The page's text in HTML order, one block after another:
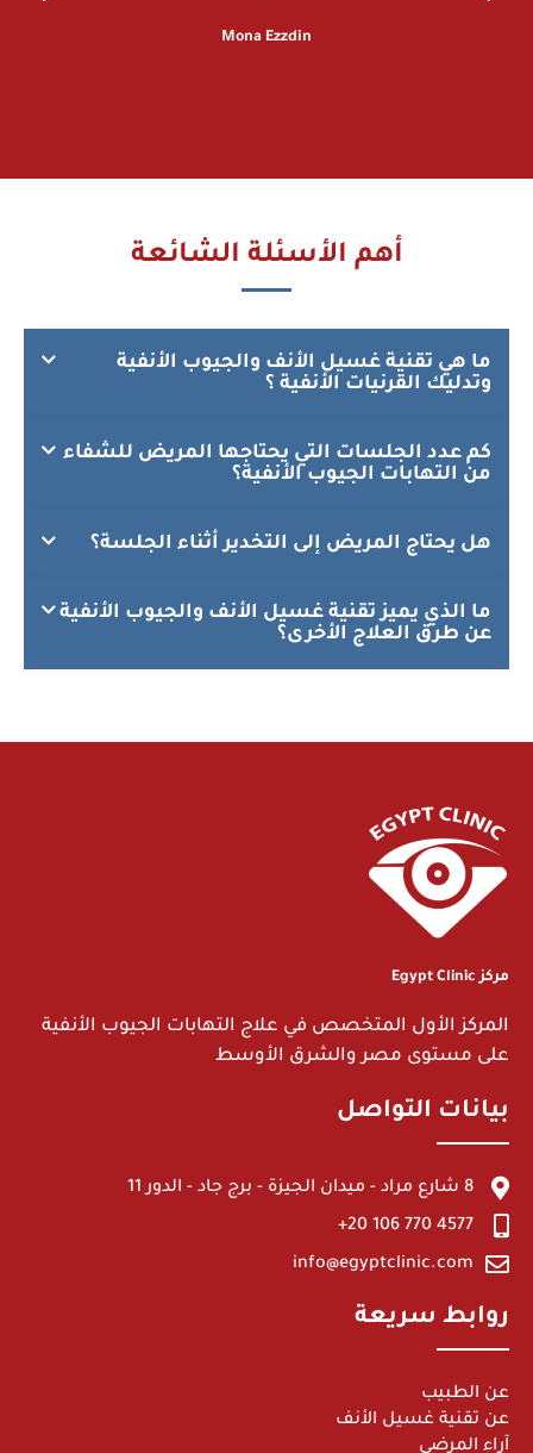
Mona Ezzdin
أهم الأسئلة الشائعة
ما هي تقنية غسيل الأنف والجيوب الأنفية
وتدليك القرنيات الأنفية ؟
كم عدد الجلسات التي يحتاجها المريض للشفاء
من التهابات الجيوب الأنفية؟
هل يحتاج المريض إلى التخدير أثناء الجلسة؟
ما الذي يميز تقنية غسيل الأنف والجيوب الأنفية
عن طرق العلاج الأخرى؟
مركز Egypt Clinic
المركز الأول المتخصص في علاج التهابات الجيوب الأنفية
على مستوى مصر والشرق الأوسط
بيانات التواصل
8 شارع مراد - ميدان الجيزة - برج جاد - الدور 11
4577 770 106 20+
info@egyptclinic.com
روابط سريعة
عن الطبيب
عن تقنية غسيل الأنف
آراء المرضى